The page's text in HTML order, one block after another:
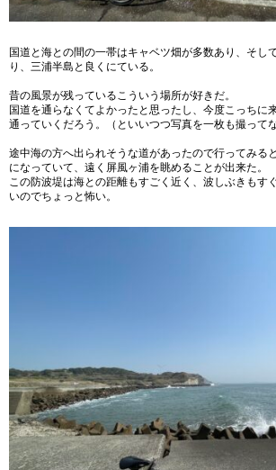
国道と海との間の一帯はキャベツ畑が多数あり、そし
り、三浦半島と良くにている。
昔の風景が残っているこういう場所が好きだ。
国道を通らなくてよかったと思ったし、今度こっちに
通っていくだろう。（といいつつ写真を一枚も撮って
途中海の方へ出られそうな道があったので行ってみる
になっていて、遠く屏風ヶ浦を眺めることが出来た。
この防波堤は海との距離もすごく近く、波しぶきもす
いのでちょっと怖い。